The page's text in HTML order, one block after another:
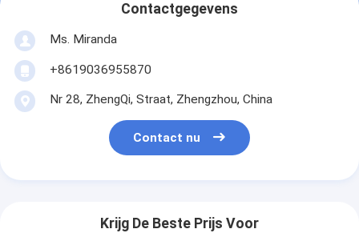
Contactgegevens
Ms. Miranda
+8619036955870
Nr 28, ZhengQi, Straat, Zhengzhou, China
Contact nu
Krijg De Beste Prijs Voor